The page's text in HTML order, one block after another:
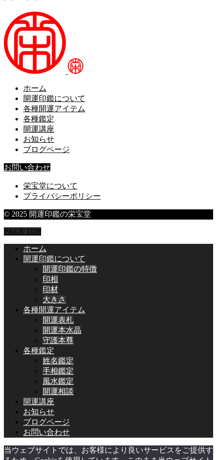
ホーム
開運印鑑について
各種開運アイテム
各種鑑定
開運講座
お知らせ
ブログページ
お問い合わせ
栄宝堂について
プライバシーポリシー
© 2025 開運印鑑の栄宝堂
PAGE TOP
ホーム
開運印鑑について
開運印鑑の特徴
印相
印材
大きさ
各種開運アイテム
開運表札
開運本水晶
守護本尊
各種鑑定
姓名鑑定
手相鑑定
風水鑑定
開運相談
開運講座
お知らせ
ブログページ
お問い合わせ
当ウェブサイトでは、お客様により良いサービスをご提供す